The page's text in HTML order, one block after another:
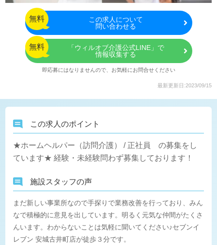
無料 この求人について
問い合わせる
無料
「ウィルオブ介護公式LINE」で
情報収集する
即応募にはなりませんので、お気軽にお問合せください
最新更新日:2023/09/15
この求人のポイント
★ホームヘルパー（訪問介護） / 正社員 の募集をし
ています★ 経験・未経験問わず募集しております！
施設スタッフの声
まだ新しい事業所なので手探りで業務改善を行っており、みん
なで積極的に意見を出しています。明るく元気な仲間がたくさ
んいます。わからないことは気軽に聞いてください♪セブンイ
レブン 安城古井町店が徒歩３分です。